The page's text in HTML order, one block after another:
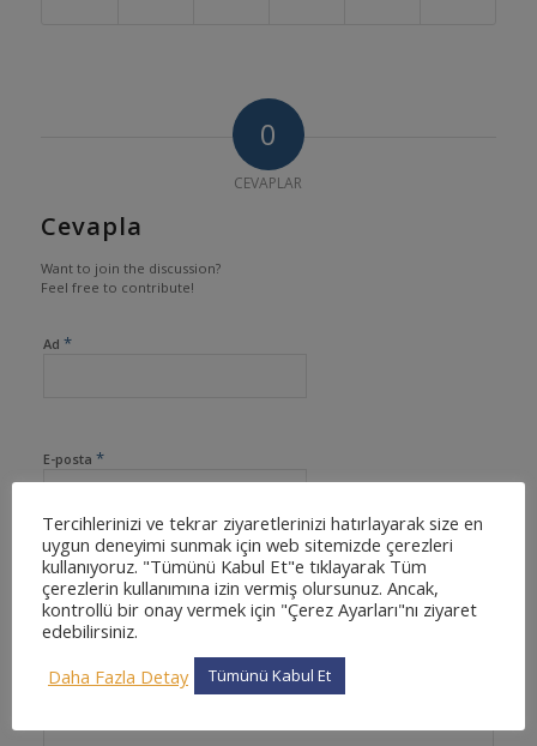
0
CEVAPLAR
Cevapla
Want to join the discussion?
Feel free to contribute!
Ad *
E-posta *
İnternet sitesi
Tercihlerinizi ve tekrar ziyaretlerinizi hatırlayarak size en
uygun deneyimi sunmak için web sitemizde çerezleri
kullanıyoruz. "Tümünü Kabul Et"e tıklayarak Tüm
çerezlerin kullanımına izin vermiş olursunuz. Ancak,
kontrollü bir onay vermek için "Çerez Ayarları"nı ziyaret
edebilirsiniz.
Daha Fazla Detay
Tümünü Kabul Et